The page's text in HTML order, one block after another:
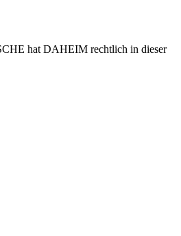
hat DAHEIM rechtlich in dieser